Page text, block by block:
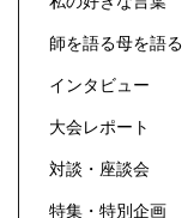
師を語る母を語る
インタビュー
大会レポート
対談・座談会
特集・特別企画